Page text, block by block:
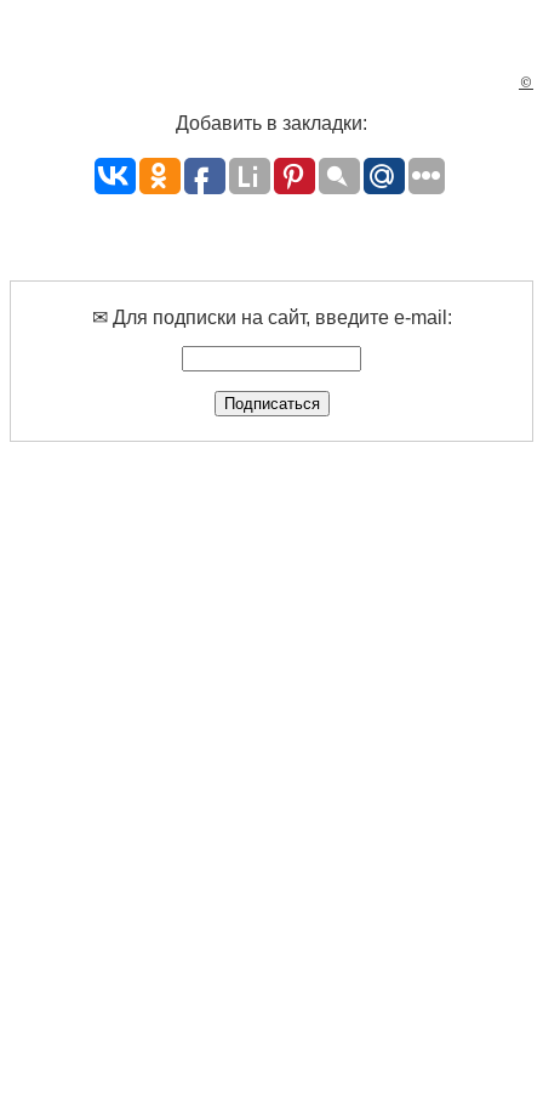
©
Добавить в закладки:
✉ Для подписки на сайт, введите e-mail: